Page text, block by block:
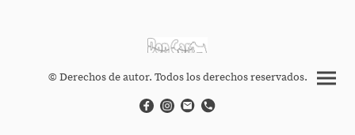
© Derechos de autor. Todos los derechos reservados.